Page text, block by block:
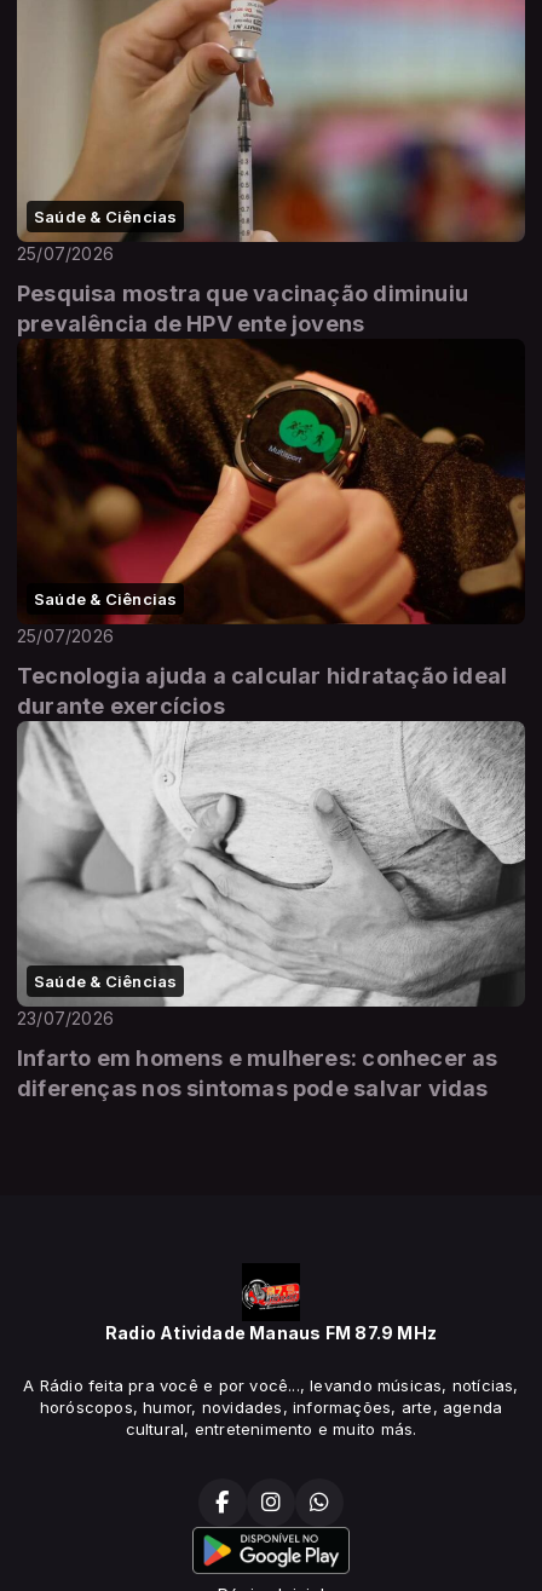
Saúde & Ciências
25/07/2026
Pesquisa mostra que vacinação diminuiu
prevalência de HPV ente jovens
Saúde & Ciências
25/07/2026
Tecnologia ajuda a calcular hidratação ideal
durante exercícios
Saúde & Ciências
23/07/2026
Infarto em homens e mulheres: conhecer as
diferenças nos sintomas pode salvar vidas
Radio Atividade Manaus FM 87.9 MHz
A Rádio feita pra você e por você..., levando músicas, notícias,
horóscopos, humor, novidades, informações, arte, agenda
cultural, entretenimento e muito más.